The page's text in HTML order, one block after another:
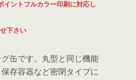
イントフルカラー印刷に対応し
下さい
缶です。丸型と同じ機能
存容器など密閉タイプに